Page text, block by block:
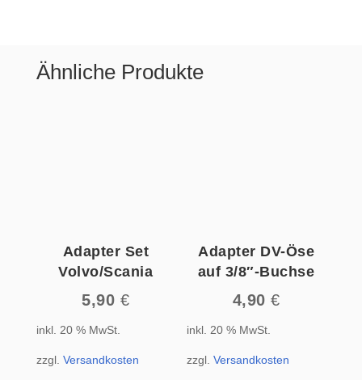
Ähnliche Produkte
Adapter Set
Volvo/Scania
5,90 €
inkl. 20 % MwSt.
zzgl. Versandkosten
Adapter DV-Öse
auf 3/8″-Buchse
4,90€
inkl. 20 % MwSt.
zzgl.Versandkosten